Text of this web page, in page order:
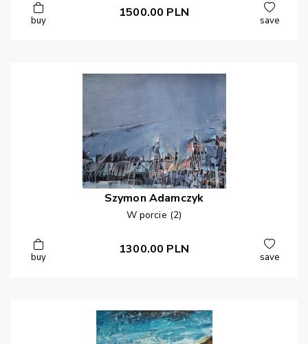
buy
1500.00 PLN
save
Szymon Adamczyk
W porcie (2)
buy
1300.00 PLN
save